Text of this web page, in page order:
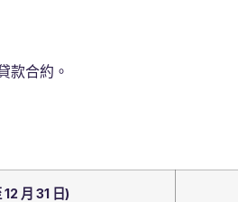
款合約。
月 31 日)